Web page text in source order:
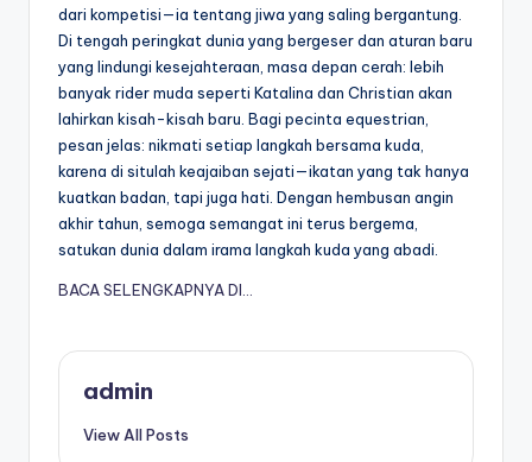
dari kompetisi—ia tentang jiwa yang saling bergantung.
Di tengah peringkat dunia yang bergeser dan aturan baru
yang lindungi kesejahteraan, masa depan cerah: lebih
banyak rider muda seperti Katalina dan Christian akan
lahirkan kisah-kisah baru. Bagi pecinta equestrian,
pesan jelas: nikmati setiap langkah bersama kuda,
karena di situlah keajaiban sejati—ikatan yang tak hanya
kuatkan badan, tapi juga hati. Dengan hembusan angin
akhir tahun, semoga semangat ini terus bergema,
satukan dunia dalam irama langkah kuda yang abadi.
BACA SELENGKAPNYA DI…
admin
View All Posts